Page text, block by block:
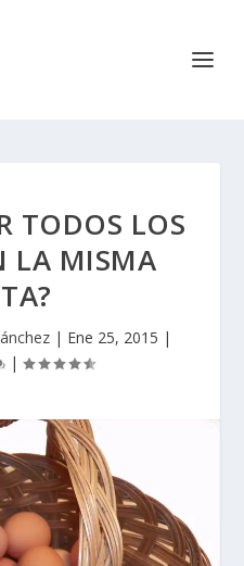
TODOS LOS
LA MISMA
| Ene 25, 2015 |
|